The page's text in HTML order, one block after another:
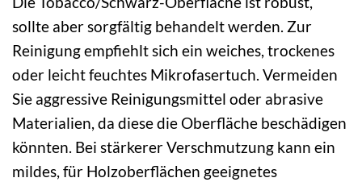
sollte aber sorgfältig behandelt werden. Zur
Reinigung empfiehlt sich ein weiches, trockenes
oder leicht feuchtes Mikrofasertuch. Vermeiden
Sie aggressive Reinigungsmittel oder abrasive
Materialien, da diese die Oberfläche beschädigen
könnten. Bei stärkerer Verschmutzung kann ein
mildes, für Holzoberflächen geeignetes